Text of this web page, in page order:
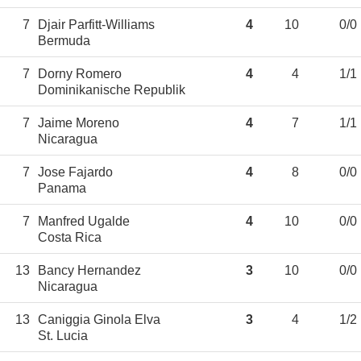
7
Djair Parfitt-Williams
Bermuda
4 10 0/0
7
Dorny Romero
Dominikanische Republik
4 4 1/1
7
Jaime Moreno
Nicaragua
4 7 1/1
7
Jose Fajardo
Panama
4 8 0/0
7
Manfred Ugalde
Costa Rica
4 10 0/0
13
Bancy Hernandez
Nicaragua
3 10 0/0
13 Caniggia Ginola Elva
St. Lucia
3 4 1/2